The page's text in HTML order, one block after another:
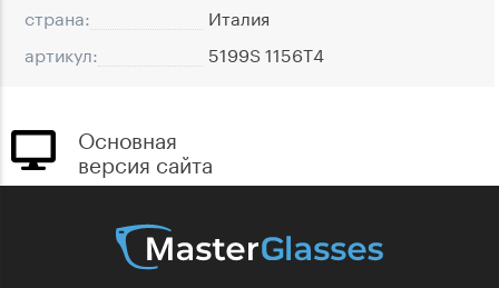
страна:
Италия
артикул:
5199S 1156T4
Основная
версия сайта